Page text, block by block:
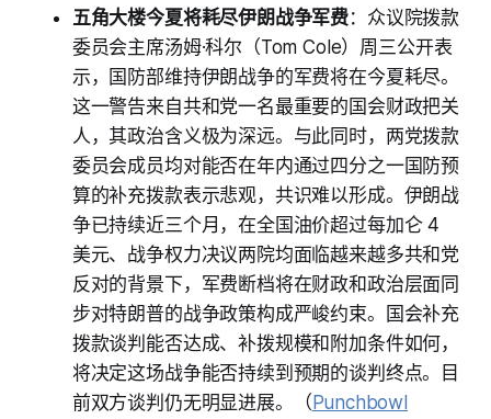
五角大楼今夏将耗尽伊朗战争军费：众议院拨款
委员会主席汤姆·科尔（Tom Cole）周三公开表
示，国防部维持伊朗战争的军费将在今夏耗尽。
这一警告来自共和党一名最重要的国会财政把关
人，其政治含义极为深远。与此同时，两党拨款
委员会成员均对能否在年内通过四分之一国防预
算的补充拨款表示悲观，共识难以形成。伊朗战
争已持续近三个月，在全国油价超过每加仑 4
美元、战争权力决议两院均面临越来越多共和党
反对的背景下，军费断档将在财政和政治层面同
步对特朗普的战争政策构成严峻约束。国会补充
拨款谈判能否达成、补拨规模和附加条件如何，
将决定这场战争能否持续到预期的谈判终点。目
前双方谈判仍无明显进展。（Punchbowl